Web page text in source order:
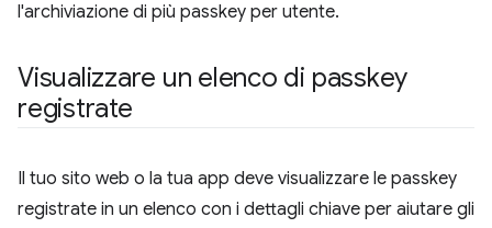
l'archiviazione di più passkey per utente.
Visualizzare un elenco di passkey
registrate
Il tuo sito web o la tua app deve visualizzare le passkey
registrate in un elenco con i dettagli chiave per aiutare gli